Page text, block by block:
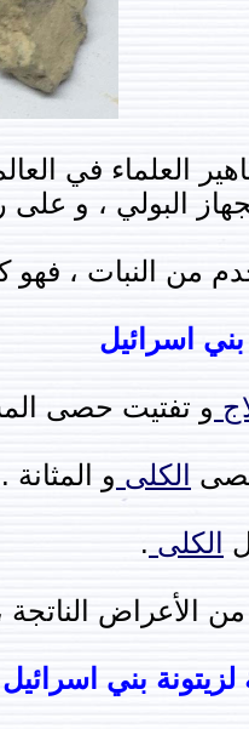
العلماء في
البولي ، و
من النبات ، فهو
بني اسرائيل
و تفتيت حصى
الكلى و المثانة .
الكلى .
من الأعراض
بني اسرائيل